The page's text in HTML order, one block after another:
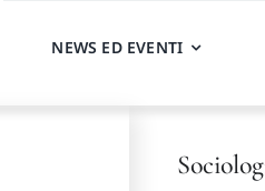
NEWS ED EVENTI